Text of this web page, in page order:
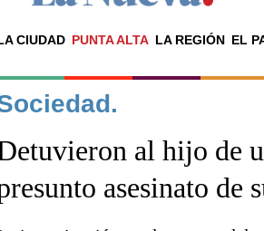
CIUDAD PUNTA ALTA LA REGIÓN EL
Noticias
al hijo de
asesinato de